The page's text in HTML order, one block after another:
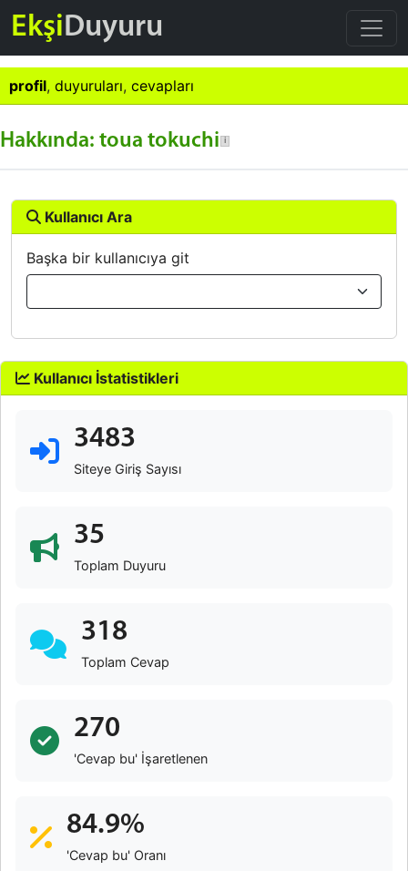
EkşiDuyuru
profil, duyuruları, cevapları
Hakkında: toua tokuchi
Kullanıcı Ara
Başka bir kullanıcıya git
Kullanıcı İstatistikleri
3483
Siteye Giriş Sayısı
35
Toplam Duyuru
318
Toplam Cevap
270
'Cevap bu' İşaretlenen
84.9%
'Cevap bu' Oranı